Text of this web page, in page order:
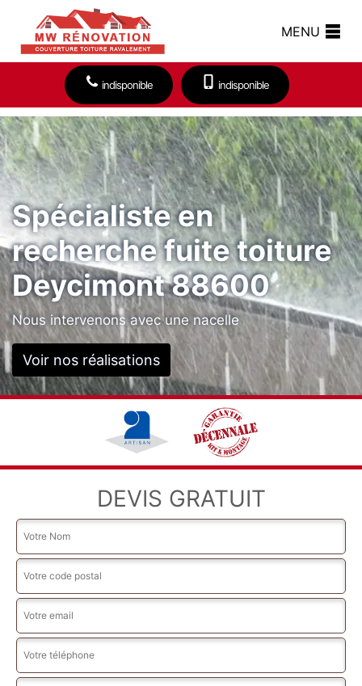
MENU
indisponible indisponible
Spécialiste en
recherche fuite toiture
Deycimont 88600
Nous intervenons avec une nacelle
Voir nos réalisations
DEVIS GRATUIT